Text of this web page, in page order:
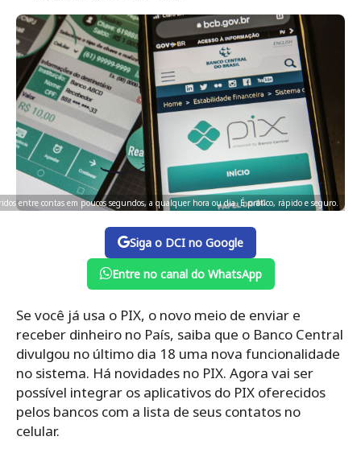
entre contas em poucos segundos, a qualquer hora ou dia. É prático, rápido e seguro.
Siga o DCI no Google
Entre no canal do WhatsApp
Se você já usa o PIX, o novo meio de enviar e
receber dinheiro no País, saiba que o Banco Central
divulgou no último dia 18 uma nova funcionalidade
no sistema. Há novidades no PIX. Agora vai ser
possível integrar os aplicativos do PIX oferecidos
pelos bancos com a lista de seus contatos no
celular.